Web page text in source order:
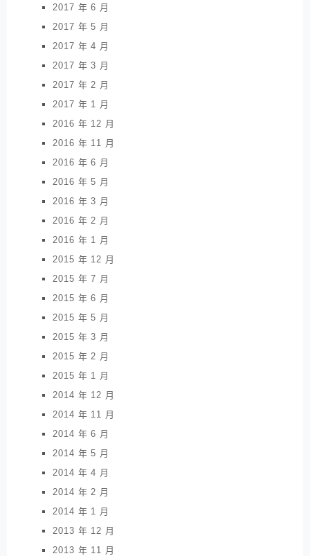
2017 年 6 月
2017 年 5 月
2017 年 4 月
2017 年 3 月
2017 年 2 月
2017 年 1 月
2016 年 12 月
2016 年 11 月
2016 年 6 月
2016 年 5 月
2016 年 3 月
2016 年 2 月
2016 年 1 月
2015 年 12 月
2015 年 7 月
2015 年 6 月
2015 年 5 月
2015 年 3 月
2015 年 2 月
2015 年 1 月
2014 年 12 月
2014 年 11 月
2014 年 6 月
2014 年 5 月
2014 年 4 月
2014 年 2 月
2014 年 1 月
2013 年 12 月
2013 年 11 月